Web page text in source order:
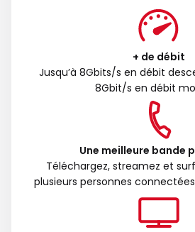
+ de débit
Jusqu’à 8Gbits/s en débit
8Gbit/s en débit
Une meilleure bande
Téléchargez, streamez et
plusieurs personnes